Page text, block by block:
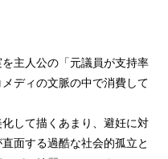
主人公の「元議員が支持率
ディの文脈の中で消費して
して描くあまり、避妊に対
面する過酷な社会的孤立と